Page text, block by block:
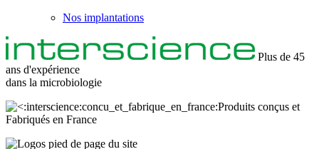
Nos implantations
Plus de 45
ans d'expérience
dans la microbiologie
Produits conçus et
Fabriqués en France